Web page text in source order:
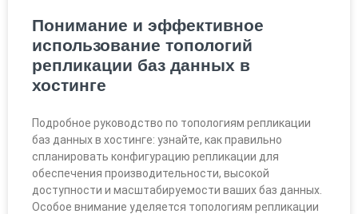
Понимание и эффективное
использование топологий
репликации баз данных в
хостинге
Подробное руководство по топологиям репликации
баз данных в хостинге: узнайте, как правильно
спланировать конфигурацию репликации для
обеспечения производительности, высокой
доступности и масштабируемости ваших баз данных.
Особое внимание уделяется топологиям репликации